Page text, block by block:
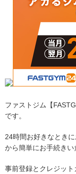
ファストジム【
です。
24時間お好きなとき
から簡単にお手続きい
事前登録とクレジッ